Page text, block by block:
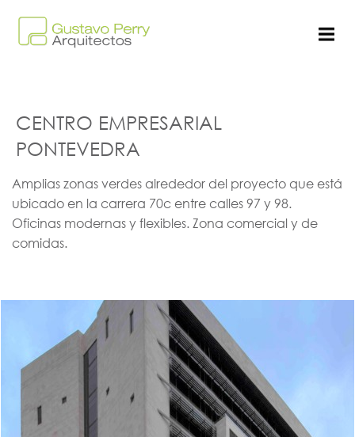
CENTRO EMPRESARIAL
PONTEVEDRA
Amplias zonas verdes alrededor del proyecto que está
ubicado en la carrera 70c entre calles 97 y 98.
Oficinas modernas y flexibles. Zona comercial y de
comidas.